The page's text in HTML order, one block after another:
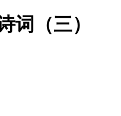
词（三）